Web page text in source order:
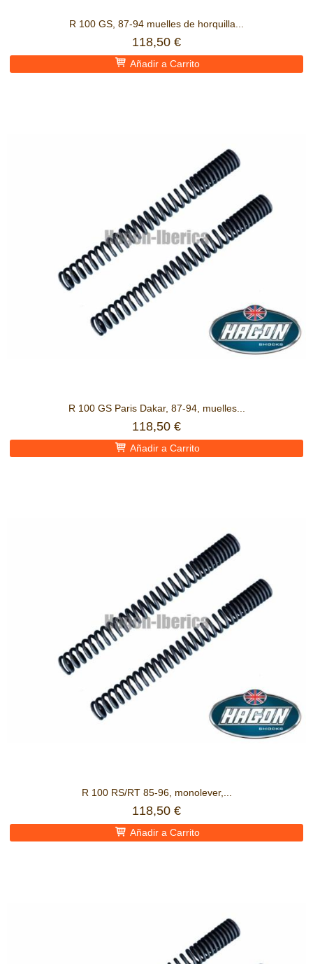
R 100 GS, 87-94 muelles de horquilla...
118,50 €
Añadir a Carrito
R 100 GS Paris Dakar, 87-94, muelles...
118,50 €
Añadir a Carrito
R 100 RS/RT 85-96, monolever,...
118,50 €
Añadir a Carrito